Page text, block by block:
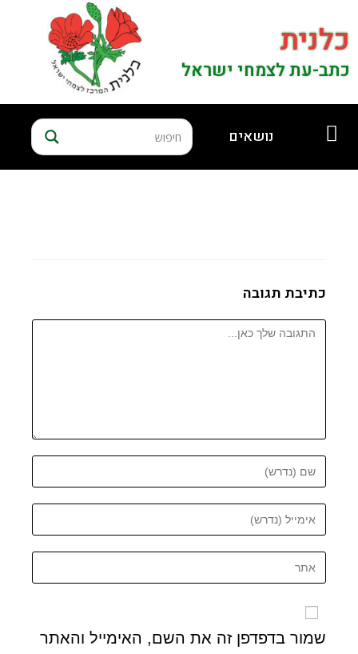
כלנית
כתב-עת לצמחי ישראל
נושאים
כתיבת תגובה
שמור בדפדפן זה את השם, האימייל והאתר